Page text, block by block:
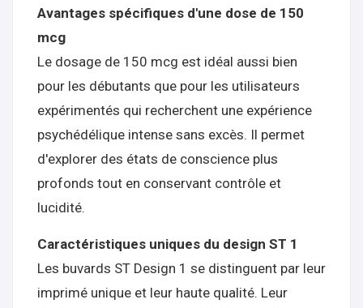
Avantages spécifiques d'une dose de 150
mcg
Le dosage de 150 mcg est idéal aussi bien
pour les débutants que pour les utilisateurs
expérimentés qui recherchent une expérience
psychédélique intense sans excès. Il permet
d'explorer des états de conscience plus
profonds tout en conservant contrôle et
lucidité.
Caractéristiques uniques du design ST 1
Les buvards ST Design 1 se distinguent par leur
imprimé unique et leur haute qualité. Leur